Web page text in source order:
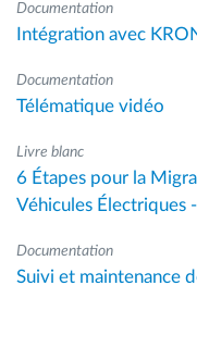
Documentation
Intégration avec
Documentation
Télématique vidéo
Livre blanc
6 Étapes pour la
Véhicules Électriques
Documentation
Suivi et maintenance